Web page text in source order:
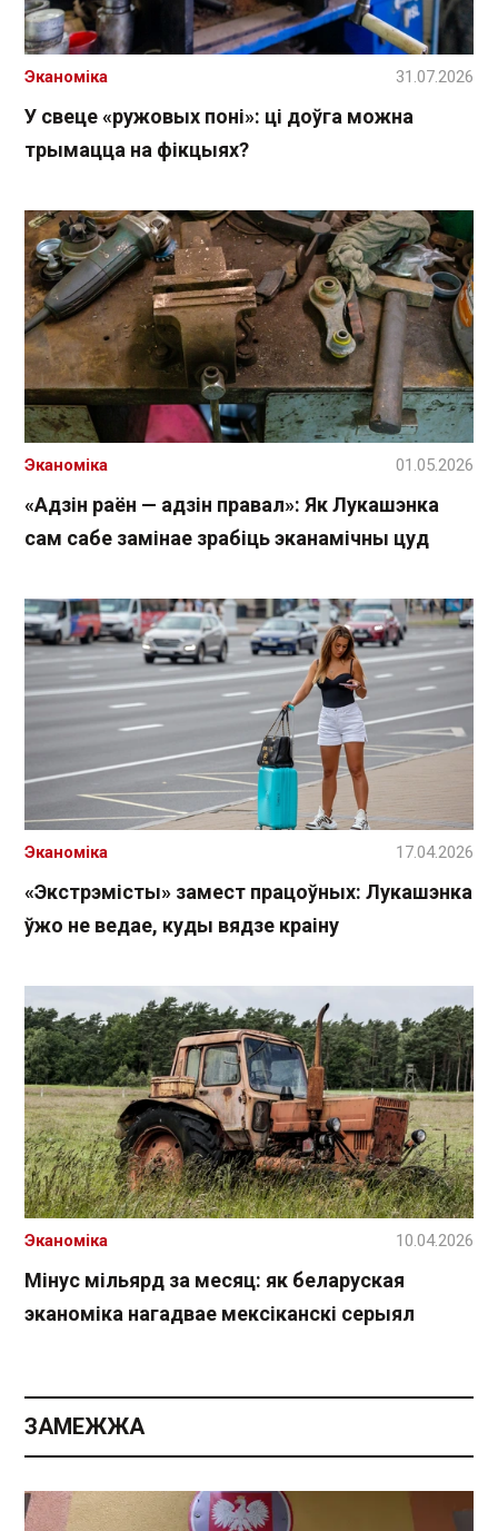
У свеце «ружовых поні»: ці доўга можна
трымацца на фікцыях?
Эканоміка 31.07.2026
«Адзін раён — адзін правал»: Як Лукашэнка
сам сабе замінае зрабіць эканамічны цуд
Эканоміка 01.05.2026
«Экстрэмісты» замест працоўных: Лукашэнка
ўжо не ведае, куды вядзе краіну
Эканоміка 17.04.2026
Мінус мільярд за месяц: як беларуская
эканоміка нагадвае мексіканскі серыял
Эканоміка 10.04.2026
ЗАМЕЖЖА